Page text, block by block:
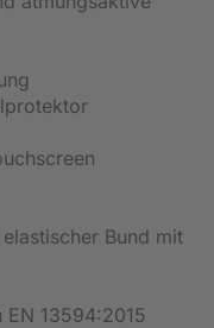
Bund mit
13594:2015